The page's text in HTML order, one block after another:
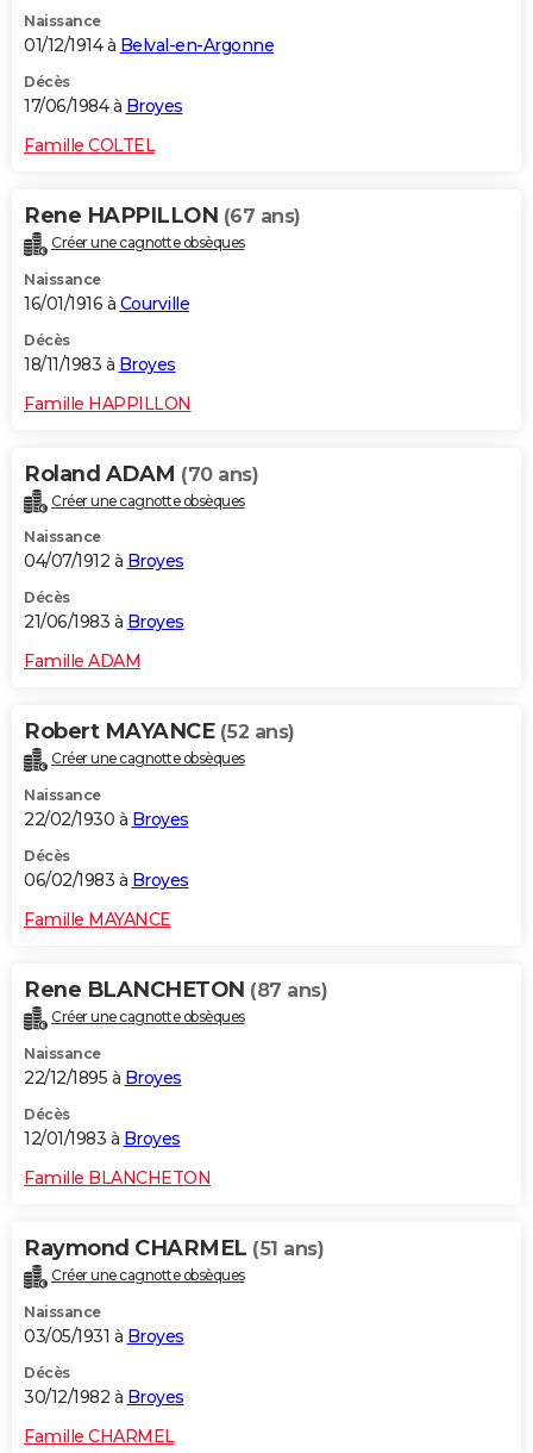
Naissance
01/12/1914 à Belval-en-Argonne
Décès
17/06/1984 à Broyes
Famille COLTEL
Rene HAPPILLON (67 ans)
Créer une cagnotte obsèques
Naissance
16/01/1916 à Courville
Décès
18/11/1983 à Broyes
Famille HAPPILLON
Roland ADAM (70 ans)
Créer une cagnotte obsèques
Naissance
04/07/1912 à Broyes
Décès
21/06/1983 à Broyes
Famille ADAM
Robert MAYANCE (52 ans)
Créer une cagnotte obsèques
Naissance
22/02/1930 à Broyes
Décès
06/02/1983 à Broyes
Famille MAYANCE
Rene BLANCHETON (87 ans)
Créer une cagnotte obsèques
Naissance
22/12/1895 à Broyes
Décès
12/01/1983 à Broyes
Famille BLANCHETON
Raymond CHARMEL (51 ans)
Créer une cagnotte obsèques
Naissance
03/05/1931 à Broyes
Décès
30/12/1982 à Broyes
Famille CHARMEL